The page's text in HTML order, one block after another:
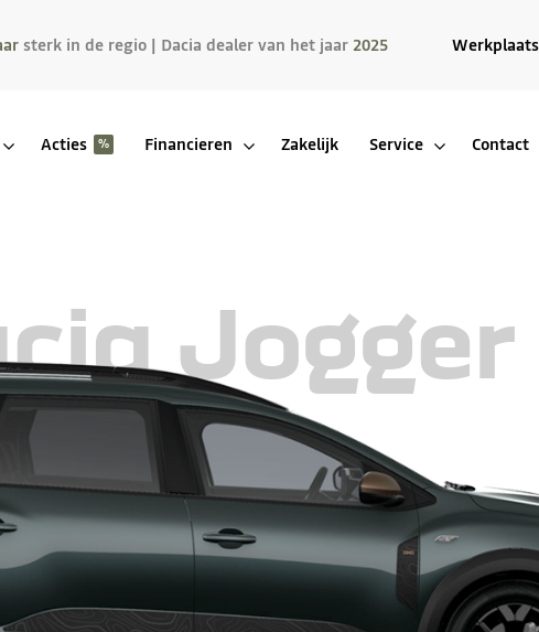
sterk in de regio | Dacia dealer van het jaar 2025
Acties Financieren Zakelijk Service Contact
Jogger